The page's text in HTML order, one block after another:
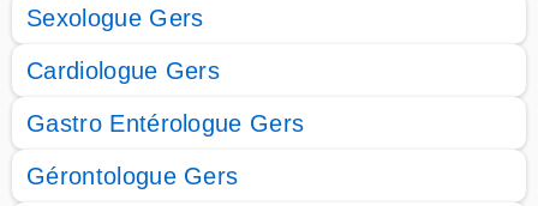
Sexologue Gers
Cardiologue Gers
Gastro Entérologue Gers
Gérontologue Gers